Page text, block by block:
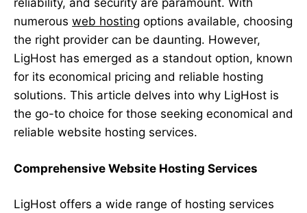
reliability, and security are paramount. With
numerous web hosting options available, choosing
the right provider can be daunting. However,
LigHost has emerged as a standout option, known
for its economical pricing and reliable hosting
solutions. This article delves into why LigHost is
the go-to choice for those seeking economical and
reliable website hosting services.
Comprehensive Website Hosting Services
LigHost offers a wide range of hosting services